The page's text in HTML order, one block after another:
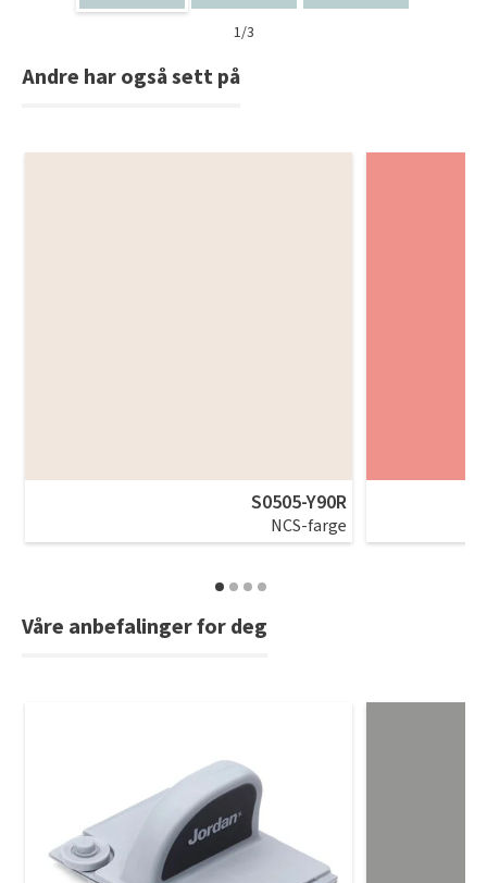
1/3
Andre har også sett på
S0505-Y90R
NCS-farge
Våre anbefalinger for deg